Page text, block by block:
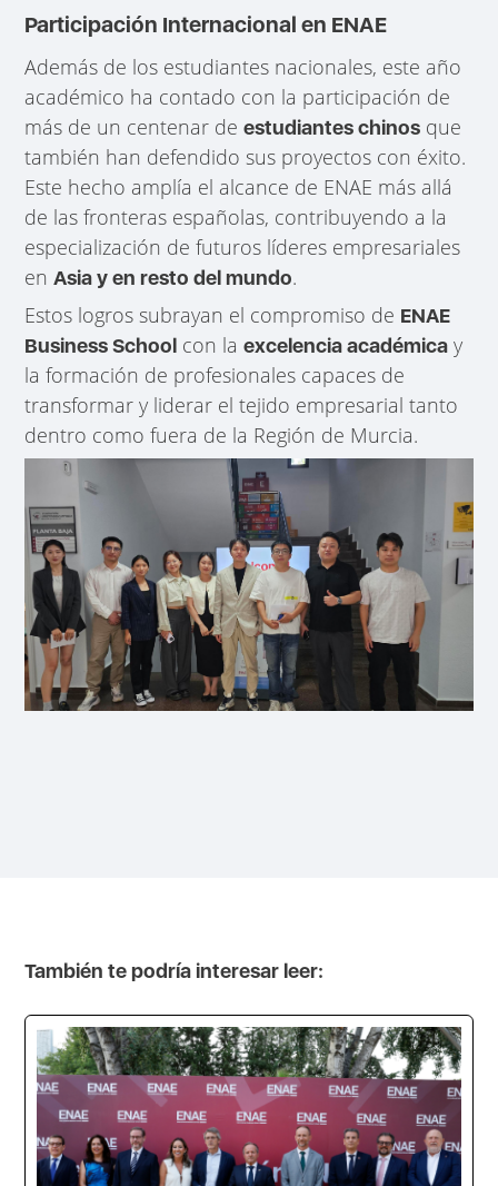
Participación Internacional en ENAE
Además de los estudiantes nacionales, este año
académico ha contado con la participación de
más de un centenar deestudiantes chinos que
también han defendido sus proyectos con éxito.
Este hecho amplía el alcance de ENAE más allá
de las fronteras españolas, contribuyendo a la
especialización de futuros líderes empresariales
enAsia y en resto del mundo.
Estos logros subrayan el compromiso de ENAE
Business School con laexcelencia académica y
la formación de profesionales capaces de
transformar y liderar el tejido empresarial tanto
dentro como fuera de la Región de Murcia.
También te podría interesar leer: